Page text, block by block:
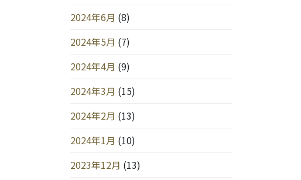
2024年6月 (8)
2024年5月 (7)
2024年4月 (9)
2024年3月 (15)
2024年2月 (13)
2024年1月 (10)
2023年12月 (13)